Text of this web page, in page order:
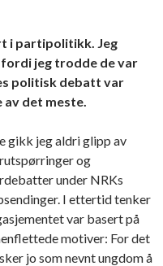
i partipolitikk. Jeg
fordi jeg trodde de var
politisk debatt var
det meste.
gikk jeg aldri glipp av
og
under NRKs
I ettertid tenker
var basert på
motiver: For det
jo som nevnt ungdom å